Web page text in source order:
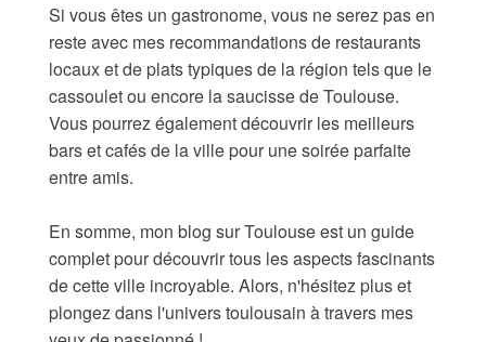
Si vous êtes un gastronome, vous ne serez pas en
reste avec mes recommandations de restaurants
locaux et de plats typiques de la région tels que le
cassoulet ou encore la saucisse de Toulouse.
Vous pourrez également découvrir les meilleurs
bars et cafés de la ville pour une soirée parfaite
entre amis.
En somme, mon blog sur Toulouse est un guide
complet pour découvrir tous les aspects fascinants
de cette ville incroyable. Alors, n'hésitez plus et
plongez dans l'univers toulousain à travers mes